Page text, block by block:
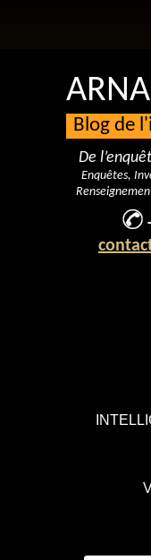
Blog de
De
Enquêtes,